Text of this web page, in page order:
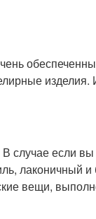
изделия.
В случае если
лаконичный
вещи,